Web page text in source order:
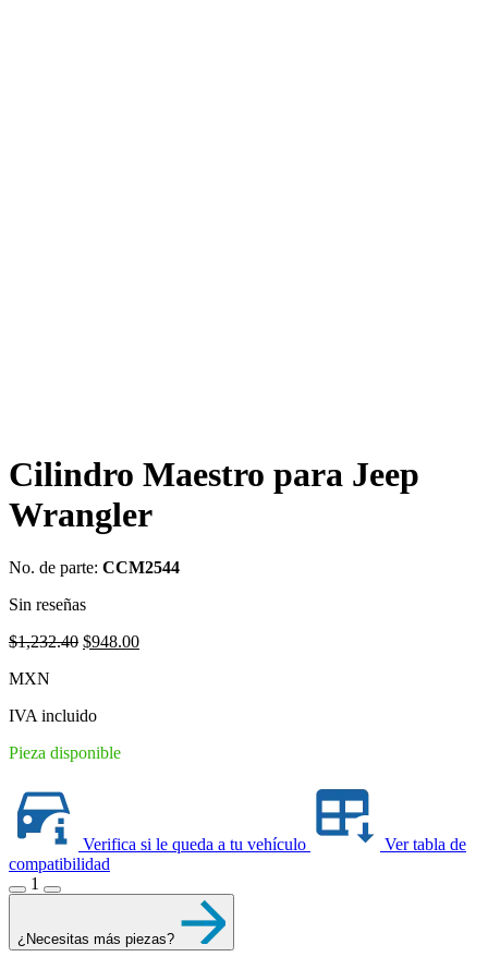
Cilindro Maestro para Jeep
Wrangler
No. de parte: CCM2544
Sin reseñas
$1,232.40 Original
$948.00Current
MXN
IVA incluido
Pieza disponible
Verifica si le queda a tu vehículo
Ver tabla de
compatibilidad
1
¿Necesitas más piezas?